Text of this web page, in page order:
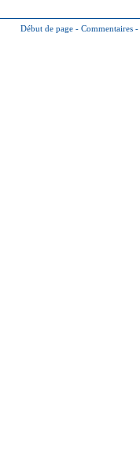
Début de page - Commentaires -